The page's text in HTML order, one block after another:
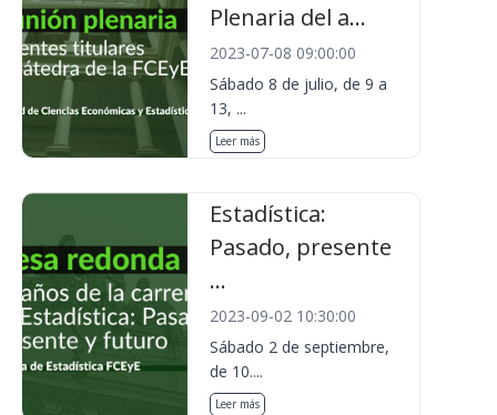
Plenaria del a...
2023-07-08 09:00:00
Sábado 8 de julio, de 9 a
13, ...
Leer más
Estadística:
Pasado, presente
...
2023-09-02 10:30:00
Sábado 2 de septiembre,
de 10....
Leer más